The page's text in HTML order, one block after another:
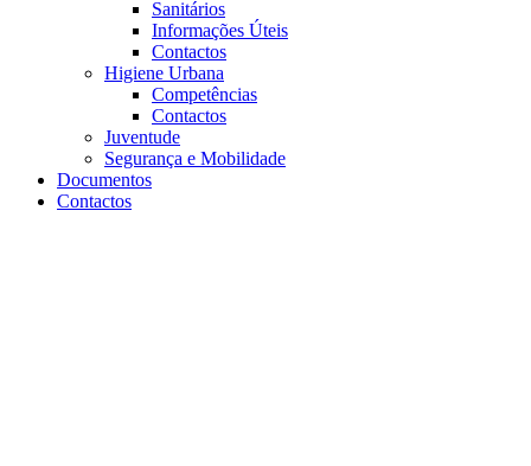
Sanitários
Informações Úteis
Contactos
Higiene Urbana
Competências
Contactos
Juventude
Segurança e Mobilidade
Documentos
Contactos